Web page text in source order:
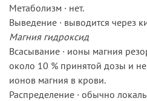
Метаболизм · нет.
Выведение · выводится через
Магния гидроксид
Всасывание · ионы магния
около 10 % принятой дозы и
ионов магния в крови.
Распределение · обычно